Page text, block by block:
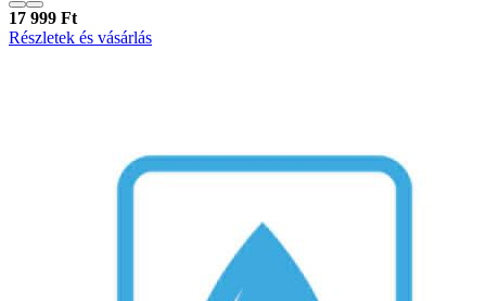
17 999 Ft
Részletek és vásárlás